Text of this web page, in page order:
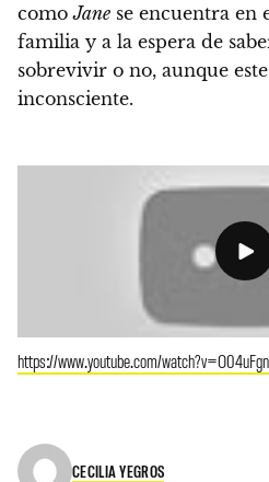
comoJane se encuentra en
familia y a la espera de
sobrevivir o no, aunque
inconsciente.
https://www.youtube.com/
CECILIA YEGROS